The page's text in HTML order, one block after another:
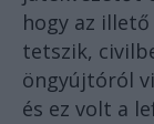
hogy az
tetszik,
öngyújtóról
és ez volt a